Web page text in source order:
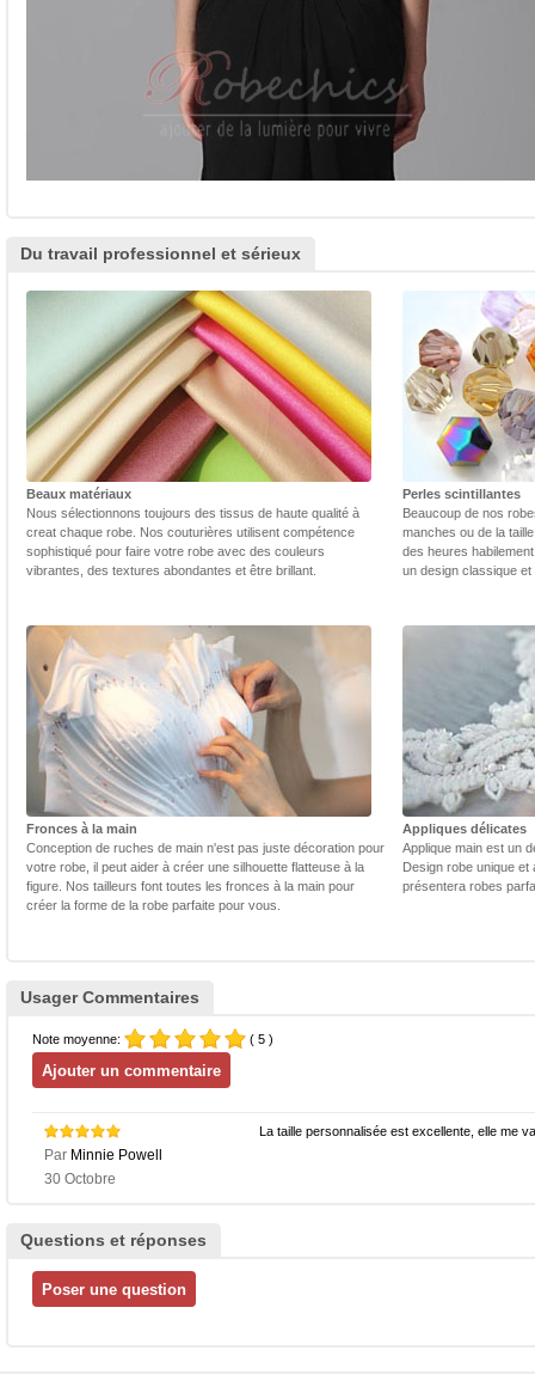
Du travail professionnel et sérieux
Beaux matériaux
Nous sélectionnons toujours des tissus de haute qualité à
creat chaque robe. Nos couturières utilisent compétence
sophistiqué pour faire votre robe avec des couleurs
vibrantes, des textures abondantes et être brillant.
Perles scintillantes
Beaucoup de nos
manches ou de la
des heures
un design classique
Fronces à la main
Conception de ruches de main n'est pas juste décoration pour
votre robe, il peut aider à créer une silhouette flatteuse à la
figure. Nos tailleurs font toutes les fronces à la main pour
créer la forme de la robe parfaite pour vous.
Appliques délicates
Applique main est un
Design robe unique
présentera robes
Usager Commentaires
Note moyenne: ( 5 )
Par Minnie Powell
30 Octobre
La taille personnalisée est excellente, elle me
Questions et réponses